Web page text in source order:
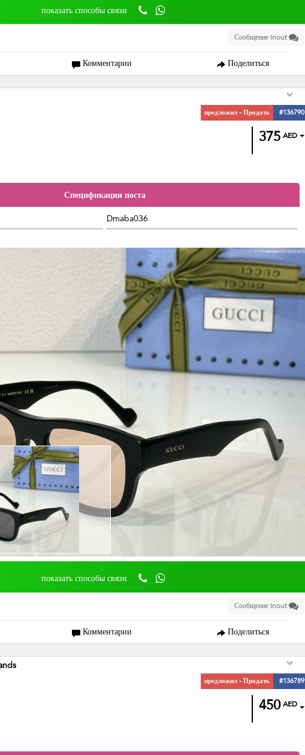
показать способы связи
Сообщение Inout
Комментарии Поделиться
предложил - Продать #136790
375AED
Спецификации поста
Dmaba036
показать способы связи
Сообщение Inout
Комментарии Поделиться
предложил - Продать #136789
450AED